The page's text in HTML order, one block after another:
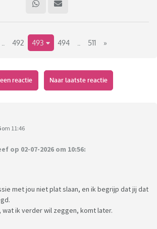
nieuws laatst, dat bepaalde Pokémon
geld waar zijn nu.
al dat gekke, maar toch écht waar nieuws.
492 493 494 511 »
reactie Naar laatste reactie
om 11:46
op 02-07-2026 om 10:56:
met jou niet plat slaan, en ik begrijp dat jij dat
ik verder wil zeggen, komt later.